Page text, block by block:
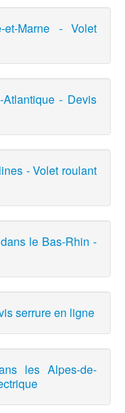
Marne - Volet
- Devis
- Volet roulant
le Bas-Rhin -
serrure en ligne
les Alpes-de-